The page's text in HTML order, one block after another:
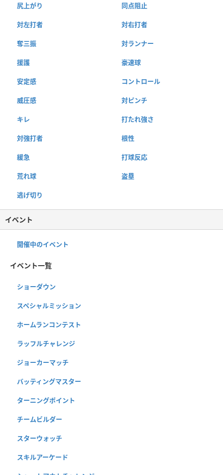
尻上がり 同点阻止
対左打者 対右打者
奪三振 対ランナー
援護 豪速球
安定感 コントロール
威圧感 対ピンチ
キレ 打たれ強さ
対強打者 根性
緩急 打球反応
荒れ球 盗塁
逃げ切り
イベント
開催中のイベント
イベント一覧
ショーダウン
スペシャルミッション
ホームランコンテスト
ラッフルチャレンジ
ジョーカーマッチ
バッティングマスター
ターニングポイント
チームビルダー
スターウォッチ
スキルアーケード